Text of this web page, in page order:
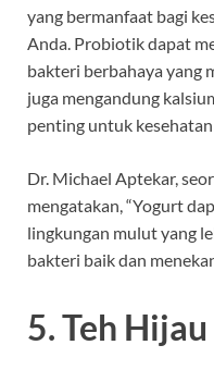
yang bermanfaat bagi
Anda. Probiotik dapat
bakteri berbahaya yang
juga mengandung
penting untuk kesehatan
Dr. Michael Aptekar,
mengatakan, “Yogurt
lingkungan mulut yang
bakteri baik dan
5. Teh Hijau